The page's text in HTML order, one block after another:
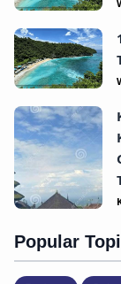
Popular